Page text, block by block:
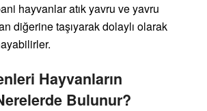
hayvanlar atık yavru ve yavru
diğerine taşıyarak dolaylı olarak
Hayvanların
Bulunur?